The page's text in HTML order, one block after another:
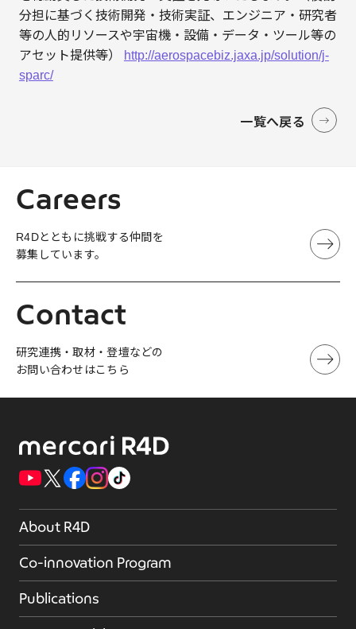
分担に基づく技術開発・技術実証、エンジニア・研究者
等の人的リソースや宇宙機・設備・データ・ツール等の
アセット提供等）
http://aerospacebiz.jaxa.jp/solution/j-
sparc/
一覧へ戻る
Careers
R4Dとともに挑戦する仲間を
募集しています。
Contact
研究連携・取材・登壇などの
お問い合わせはこちら
About R4D
Co-innovation Program
Publications